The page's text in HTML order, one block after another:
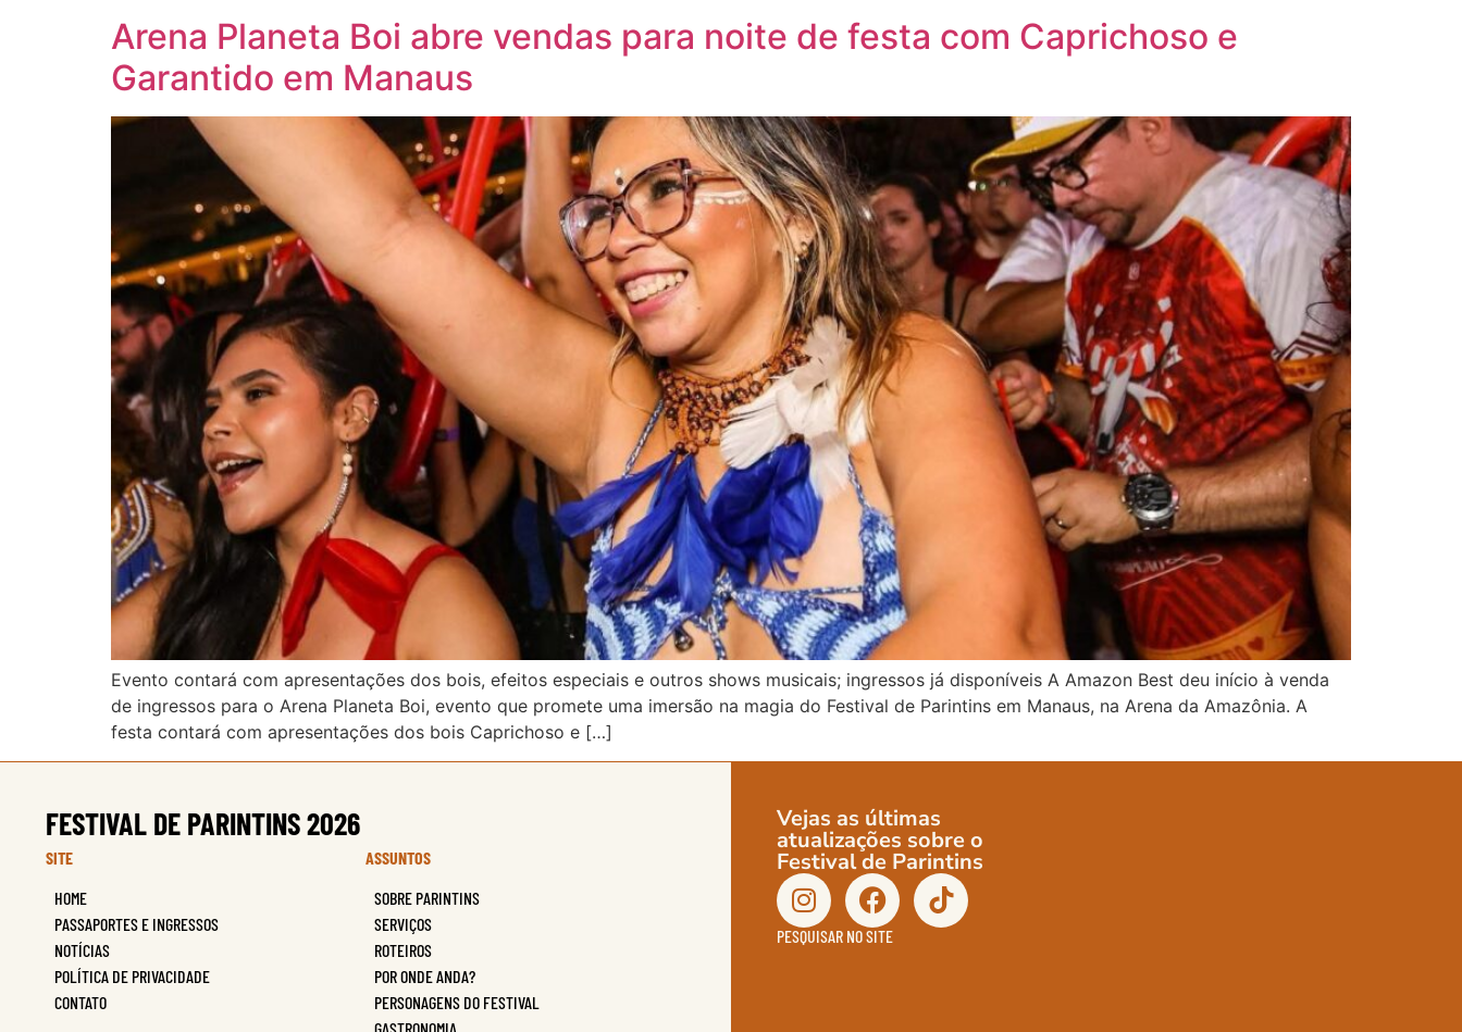
Arena Planeta Boi abre vendas para noite de festa com Caprichoso e
Garantido em Manaus
Evento contará com apresentações dos bois, efeitos especiais e outros shows musicais; ingressos já disponíveis A Amazon Best deu início à venda
de ingressos para o Arena Planeta Boi, evento que promete uma imersão na magia do Festival de Parintins em Manaus, na Arena da Amazônia. A
festa contará com apresentações dos bois Caprichoso e […]
FESTIVAL DE PARINTINS 2026
SITE
HOME
PASSAPORTES E INGRESSOS
NOTÍCIAS
POLÍTICA DE PRIVACIDADE
CONTATO
ASSUNTOS
SOBRE PARINTINS
SERVIÇOS
ROTEIROS
POR ONDE ANDA?
PERSONAGENS DO FESTIVAL
Vejas as últimas
atualizações sobre o
Festival de Parintins
PESQUISAR NO SITE